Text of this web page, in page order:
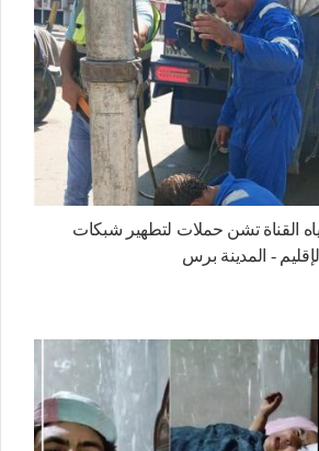
القناة تشن حملات لتطهير شبكات
- المدينة برس